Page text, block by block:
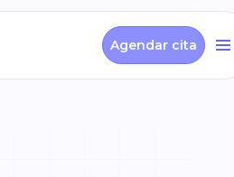
Agendar cita